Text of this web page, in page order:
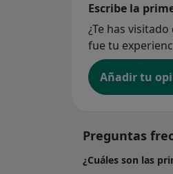
Escribe la
¿Te has
fue tu
Añadir tu
Preguntas
¿Cuáles son las